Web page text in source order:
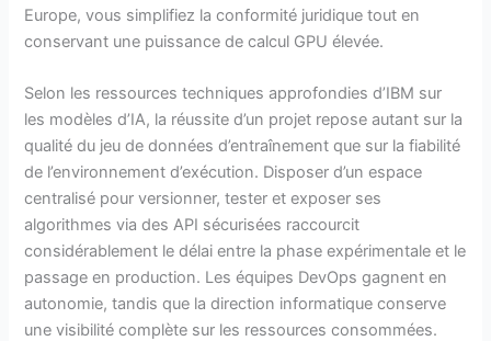
Europe, vous simplifiez la conformité juridique tout en
conservant une puissance de calcul GPU élevée.
Selon les ressources techniques approfondies d’IBM sur
les modèles d’IA, la réussite d’un projet repose autant sur la
qualité du jeu de données d’entraînement que sur la fiabilité
de l’environnement d’exécution. Disposer d’un espace
centralisé pour versionner, tester et exposer ses
algorithmes via des API sécurisées raccourcit
considérablement le délai entre la phase expérimentale et le
passage en production. Les équipes DevOps gagnent en
autonomie, tandis que la direction informatique conserve
une visibilité complète sur les ressources consommées.